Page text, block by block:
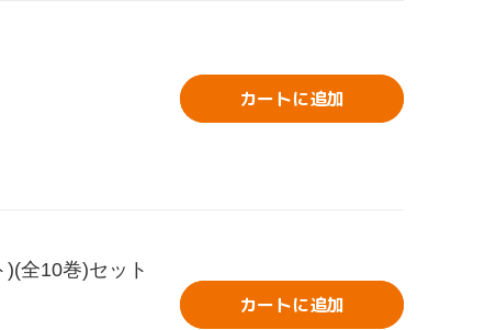
カートに追加
)(全10巻)セット
カートに追加